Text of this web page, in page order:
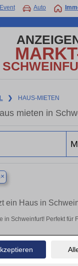
Event Auto
❯ HAUS-MIETEN
mieten in
×
ein Haus in
in Schweinfurt! Perfekt
passenden Objekte